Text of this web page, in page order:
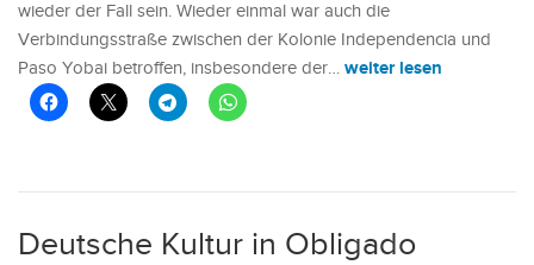
wieder der Fall sein. Wieder einmal war auch die
Verbindungsstraße zwischen der Kolonie Independencia und
Paso Yobai betroffen, insbesondere der… weiter lesen
Deutsche Kultur in Obligado